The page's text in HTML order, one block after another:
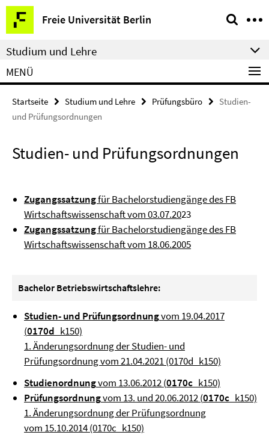
Springe
direkt
zu
Inhalt
Freie Universität Berlin
Service-
Navigation
Studium und Lehre
MENÜ
Startseite Studium und Lehre Prüfungsbüro
Studien-
und Prüfungsordnungen
Studien- und Prüfungsordnungen
Zugangssatzungfür Bachelorstudiengänge des FB
Wirtschaftswissenschaft vom 03.07.2023
Zugangssatzungfür Bachelorstudiengänge des FB
Wirtschaftswissenschaft vom 18.06.2005
Bachelor Betriebswirtschaftslehre:
Studien- und Prüfungsordnungvom 19.04.2017
(0170d _k150)
1. Änderungsordnung der Studien- und
Prüfungsordnung vom 21.04.2021 (0170d_k150)
Studienordnungvom 13.06.2012 (0170c _k150)
Prüfungsordnungvom 13. und 20.06.2012 (0170c _k150)
1. Änderungsordnung der Prüfungsordnung
vom 15.10.2014 (0170c_k150)